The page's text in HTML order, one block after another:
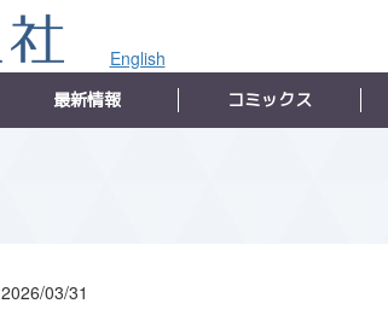
English
最新情報 コミックス
2026/03/31